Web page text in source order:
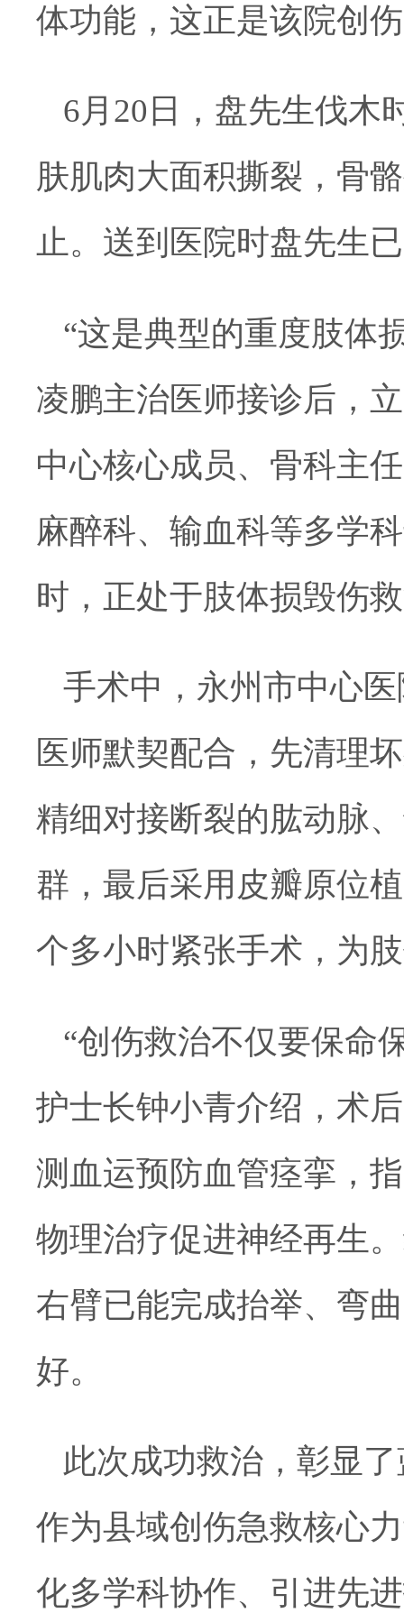
体功能，这正是该院创
6月20日，盘先生伐木
肤肌肉大面积撕裂，骨
止。送到医院时盘先生
“这是典型的重度肢体
凌鹏主治医师接诊后，
中心核心成员、骨科主
麻醉科、输血科等多学
时，正处于肢体损毁伤
手术中，永州市中心
医师默契配合，先清理
精细对接断裂的肱动脉
群，最后采用皮瓣原位
个多小时紧张手术，为
“创伤救治不仅要保命
护士长钟小青介绍，术
测血运预防血管痉挛，
物理治疗促进神经再生
右臂已能完成抬举、弯
好。
此次成功救治，彰显
作为县域创伤急救核心
化多学科协作、引进先